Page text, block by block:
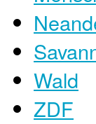
Wald
ZDF